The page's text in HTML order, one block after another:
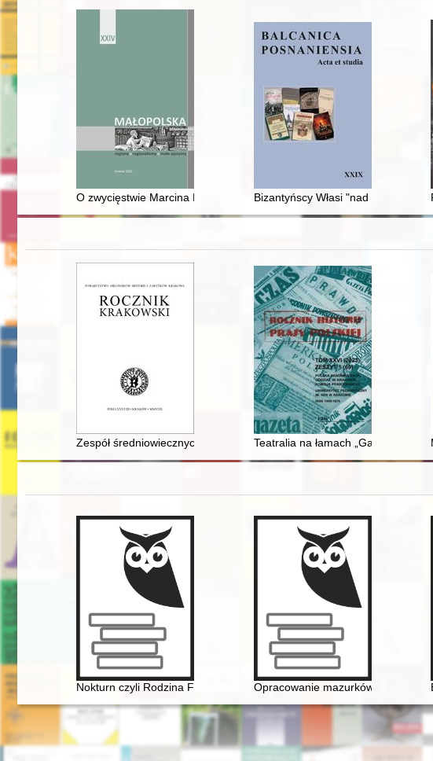
O zwycięstwie Marcina Kasprzaka nad Władysławem Jagiełłą :
Bizantyńscy Własi "nad pięknym i
Zespół średniowiecznych płytek posadzkowych z kościoła i klasztoru w
Teatralia na łamach „Gazety
Nokturn czyli Rodzina Fryderyka Chopina i Warszawa w latach 1832-
Opracowanie mazurków Chopina